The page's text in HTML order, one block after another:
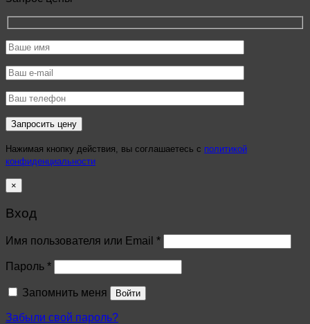
Нажимая кнопку действия, вы соглашаетесь с политикой
конфиденциальности
×
Вход
Имя пользователя или Email *
Пароль *
Запомнить меня Войти
Забыли свой пароль?